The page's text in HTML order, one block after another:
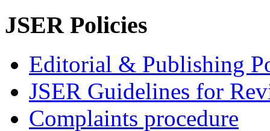
JSER Policies
Editorial & Publishing
JSER Guidelines for
Complaints procedure